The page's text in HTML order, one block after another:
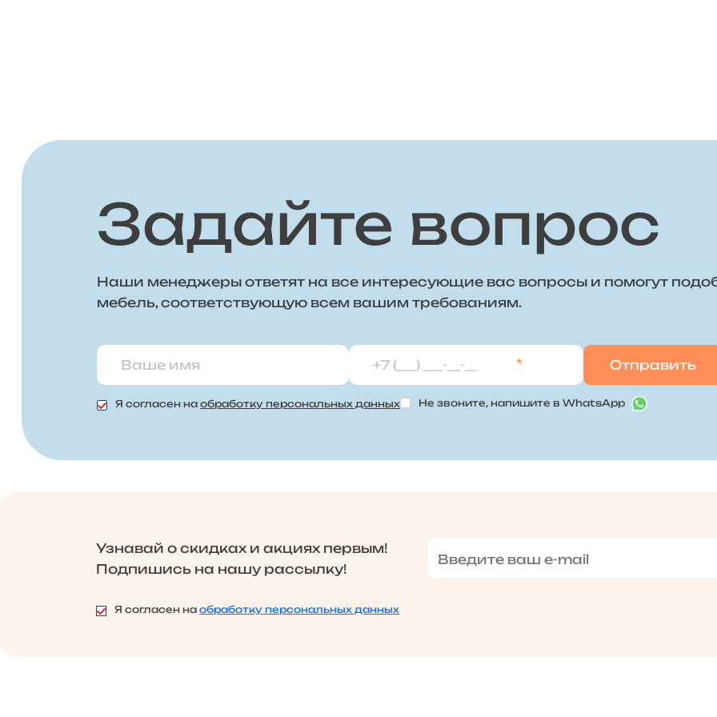
Задайте вопрос
Наши менеджеры ответят на все интересующие вас вопросы и помогут
мебель, соответствующую всем вашим требованиям.
*
Я согласен на обработку персональных данных Не звоните, напишите в WhatsApp
Узнавай о скидках и акциях первым!
Подпишись на нашу рассылку!
Я согласен на обработку персональных данных